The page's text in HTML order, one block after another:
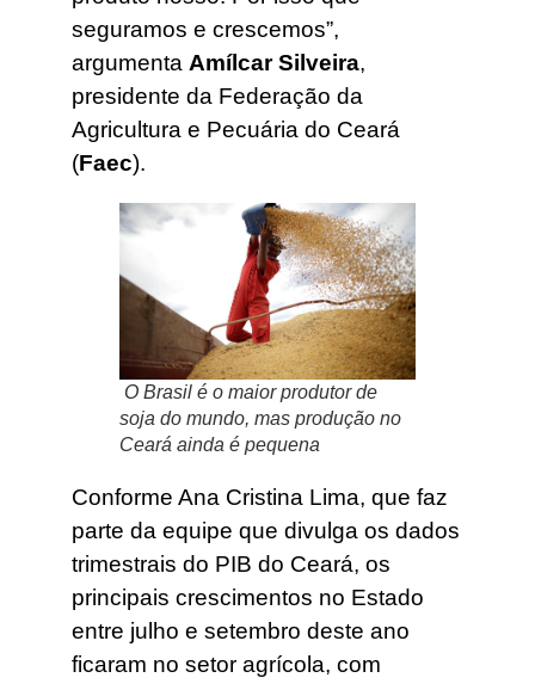
seguramos e crescemos”,
argumenta Amílcar Silveira,
presidente da Federação da
Agricultura e Pecuária do Ceará
(Faec).
O Brasil é o maior produtor de
soja do mundo, mas produção no
Ceará ainda é pequena
Conforme Ana Cristina Lima, que faz
parte da equipe que divulga os dados
trimestrais do PIB do Ceará, os
principais crescimentos no Estado
entre julho e setembro deste ano
ficaram no setor agrícola, com